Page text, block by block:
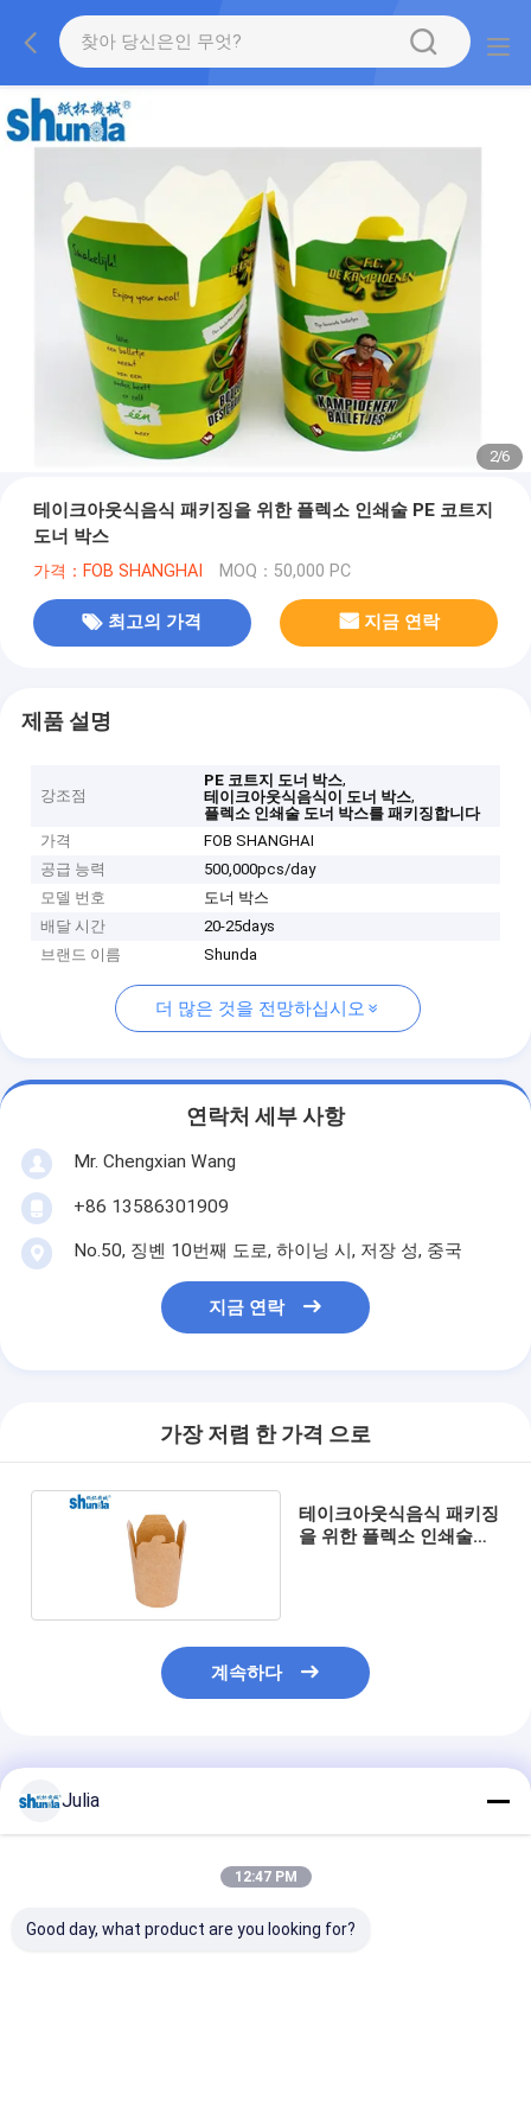
2/6
테이크아웃식음식 패키징을 위한 플렉소 인쇄술 PE 코트지
도너 박스
가격：FOB SHANGHAI MOQ：50,000 PC
최고의 가격 지금 연락
제품 설명
강조점
PE 코트지 도너 박스,
테이크아웃식음식이 도너 박스,
플렉소 인쇄술 도너 박스를 패키징합니다
가격
FOB SHANGHAI
공급 능력
500,000pcs/day
모델 번호
도너 박스
배달 시간
20-25days
브랜드 이름
Shunda
더 많은 것을 전망하십시오
연락처 세부 사항
Mr. Chengxian Wang
+86 13586301909
No.50, 징볜 10번째 도로, 하이닝 시, 저장 성, 중국
지금 연락
가장 저렴 한 가격 으로
테이크아웃식음식 패키징
을 위한 플렉소 인쇄술
계속하다
Julia
12:47 PM
Good day, what product are you looking for?